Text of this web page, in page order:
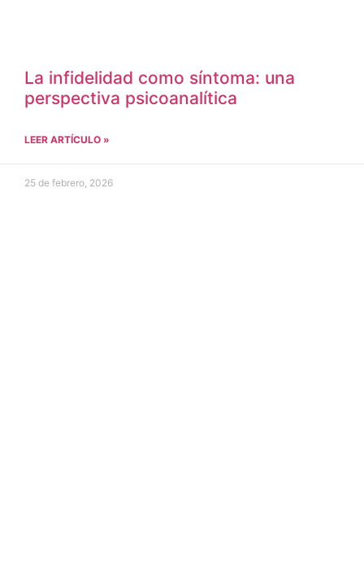
La infidelidad como síntoma: una
perspectiva psicoanalítica
LEER ARTÍCULO »
25 de febrero, 2026